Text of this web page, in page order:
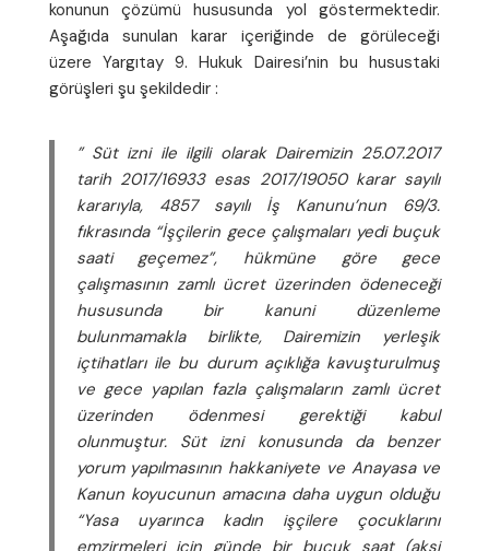
konunun çözümü hususunda yol göstermektedir.
Aşağıda sunulan karar içeriğinde de görüleceği
üzere Yargıtay 9. Hukuk Dairesi’nin bu husustaki
görüşleri şu şekildedir :
” Süt izni ile ilgili olarak Dairemizin 25.07.2017
tarih 2017/16933 esas 2017/19050 karar sayılı
kararıyla, 4857 sayılı İş Kanunu’nun 69/3.
fıkrasında “İşçilerin gece çalışmaları yedi buçuk
saati geçemez”, hükmüne göre gece
çalışmasının zamlı ücret üzerinden ödeneceği
hususunda bir kanuni düzenleme
bulunmamakla birlikte, Dairemizin yerleşik
içtihatları ile bu durum açıklığa kavuşturulmuş
ve gece yapılan fazla çalışmaların zamlı ücret
üzerinden ödenmesi gerektiği kabul
olunmuştur. Süt izni konusunda da benzer
yorum yapılmasının hakkaniyete ve Anayasa ve
Kanun koyucunun amacına daha uygun olduğu
“Yasa uyarınca kadın işçilere çocuklarını
emzirmeleri için günde bir buçuk saat (aksi